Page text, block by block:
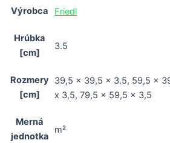
Výrobca Friedl
Hrúbka
[cm]
3.5
Rozmery
[cm]
39,5 x 39,5 x 3.5, 59,5 x
x 3,5, 79,5 x 59,5 x 3,5
Merná
jednotka
m²